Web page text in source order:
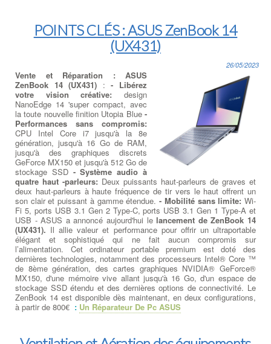
POINTS CLÉS : ASUS ZenBook 14
(UX431)
26/05/2023
Vente et Réparation : ASUS
ZenBook 14 (UX431) :- Libérez
votre vision créative: design
NanoEdge 14 'super compact, avec
la toute nouvelle finition Utopia Blue -
Performances sans compromis:
CPU Intel Core i7 jusqu'à la 8e
génération, jusqu'à 16 Go de RAM,
jusqu'à des graphiques discrets
GeForce MX150 et jusqu'à 512 Go de
stockage SSD - Système audio à
quatre haut -parleurs: Deux puissants haut-parleurs de graves et
deux haut-parleurs à haute fréquence de tir vers le haut offrent un
son clair et puissant à gamme étendue.- Mobilité sans limite: Wi-
Fi 5, ports USB 3.1 Gen 2 Type-C, ports USB 3.1 Gen 1 Type-A et
USB - ASUS a annoncé aujourd'hui le lancement de ZenBook 14
(UX431). Il allie valeur et performance pour offrir un ultraportable
élégant et sophistiqué qui ne fait aucun compromis sur
l’alimentation. Cet ordinateur portable premium est doté des
dernières technologies, notamment des processeurs Intel® Core ™
de 8ème génération, des cartes graphiques NVIDIA® GeForce®
MX150, d'une mémoire vive allant jusqu'à 16 Go, d'un espace de
stockage SSD étendu et des dernières options de connectivité. Le
ZenBook 14 est disponible dès maintenant, en deux configurations,
à partir de 800€ : Un Réparateur De Pc ASUS